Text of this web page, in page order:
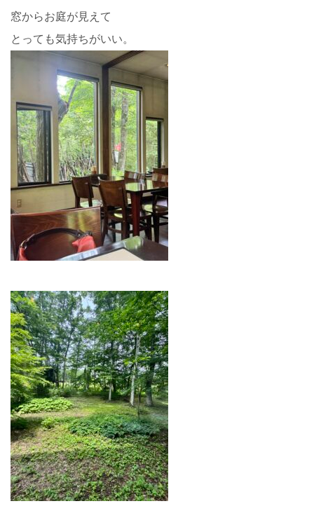
窓からお庭が見えて
とっても気持ちがいい。